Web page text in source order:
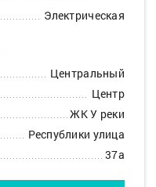
Электрическая
Центральный
Центр
ЖК У реки
Республики улица
37а